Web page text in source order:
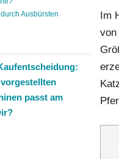
Im
von
Ausbürsten
passt am